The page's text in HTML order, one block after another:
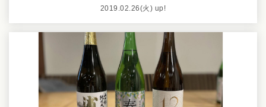
2019.02.26(火) up!